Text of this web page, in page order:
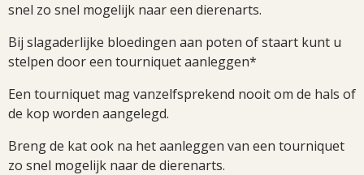
snel zo snel mogelijk naar een dierenarts.
Bij slagaderlijke bloedingen aan poten of staart kunt u
stelpen door een tourniquet aanleggen*
Een tourniquet mag vanzelfsprekend nooit om de hals of
de kop worden aangelegd.
Breng de kat ook na het aanleggen van een tourniquet
zo snel mogelijk naar de dierenarts.